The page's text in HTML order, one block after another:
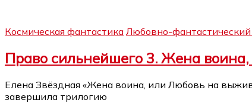
Космическая фантастика Любовно-
Право сильнейшего 3. Жена
Елена Звёздная «Жена воина, или Любовь на
завершила трилогию